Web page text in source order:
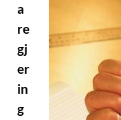
a
re
gj
er
in
g